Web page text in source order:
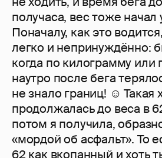
получаса, вес тоже начал
Поначалу, как это
легко и непринуждённо:
когда по килограмму
наутро после бега
не знало границ! ☺ Такая
продолжалась до веса в
потом я получила,
«мордой об асфальт». То
62 как вкопанный и хоть